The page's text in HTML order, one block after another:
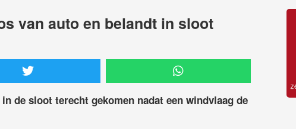
van auto en belandt in sloot
de sloot terecht gekomen nadat een windvlaag de